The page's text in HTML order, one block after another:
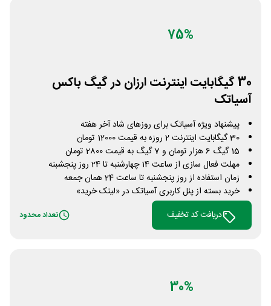
75%
30 گیگابایت اینترنت ارزان در گیگ باکس
آسیاتک
پیشنهاد ویژه آسیاتک برای روزهای شاد آخر هفته
30 گیگابایت اینترنت 2 روزه به قیمت 12000 تومان
15 گیگ 6 هزار تومان و 7 گیگ به قیمت 2800 تومان
مهلت فعال سازی از ساعت 14 چهارشنبه تا 24 روز پنجشبنه
زمان استفاده از روز پنجشنبه تا ساعت 24 همان جمعه
خرید بسته از پنل کاربری آسیاتک در «لینک خرید»
دریافت کد تخفیف
تعداد محدود
30%